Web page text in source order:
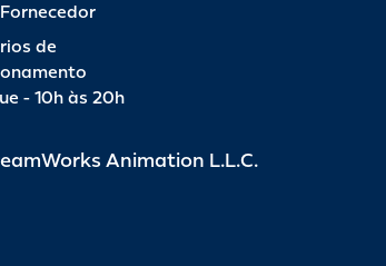
de
- 10h às 20h
Animation L.L.C.